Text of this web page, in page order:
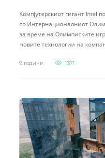
Компјутерскиот гигант Intel
со Интернационалниот
за време на Олимписките
новите технологии на
9 години 1371